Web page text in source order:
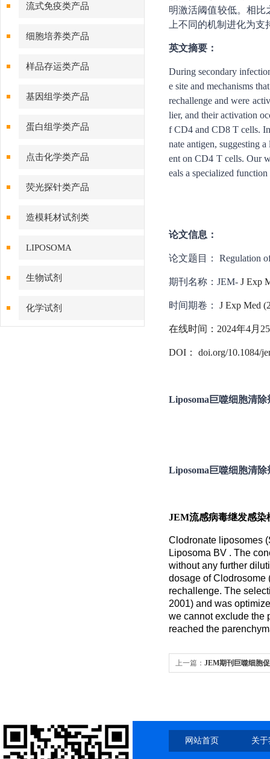
流式免疫类产品
细胞培养类产品
样品存运类产品
基因组学类产品
蛋白组学类产品
点击化学类产品
荧光探针类产品
造模耗材试剂类
LIPOSOMA
生物试剂
化学试剂
明激活阈值较低。相比
上不同的机制进化为
英文摘要：
During secondary
e site and mechanisms
rechallenge and were
lier, and their activation
f CD4 and CD8 T cells.
nate antigen, suggesting
ent on CD4 T cells. Our
eals a specialized
论文信息：
论文题目： Regulation
期刊名称：JEM- J Exp
时间期卷： J Exp Med
在线时间：2024年4月
DOI： doi.org/10.1084/
Liposoma巨噬细胞清
Liposoma巨噬细胞清
JEM流感病毒继发感染
Clodronate liposomes
Liposoma BV . The
without any further
dosage of Clodrosome
rechallenge. The
2001) and was
we cannot exclude the
reached the
上一篇： JEM期刊巨噬细胞
网站首页 关